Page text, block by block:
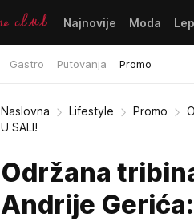
Najnovije Moda
Gastro Putovanja Promo
Naslovna Lifestyle Promo
U SALI!
Održana
Andrije Gerića: